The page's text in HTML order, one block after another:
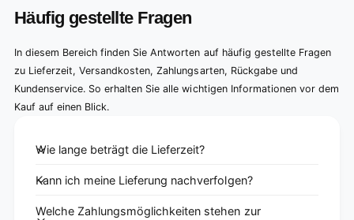
Häufig gestellte Fragen
In diesem Bereich finden Sie Antworten auf häufig gestellte Fragen
zu Lieferzeit, Versandkosten, Zahlungsarten, Rückgabe und
Kundenservice. So erhalten Sie alle wichtigen Informationen vor dem
Kauf auf einen Blick.
Wie lange beträgt die Lieferzeit?
Kann ich meine Lieferung nachverfolgen?
Welche Zahlungsmöglichkeiten stehen zur